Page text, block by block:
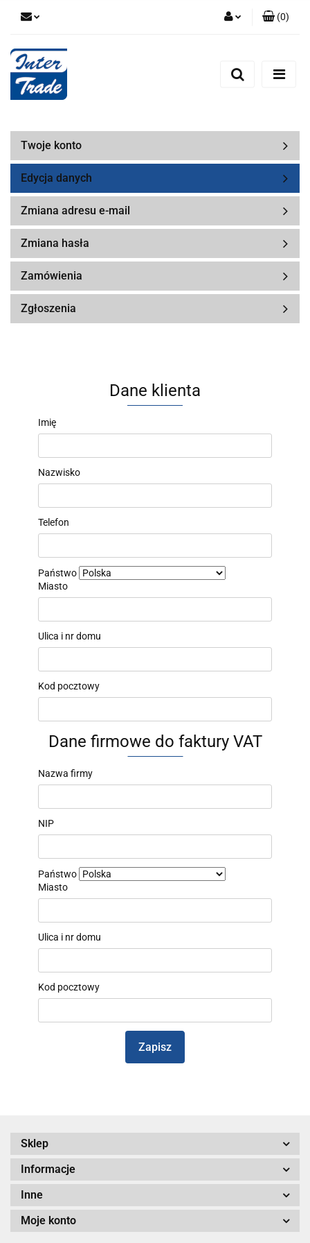
Zarejestruj się
(0)
Twoje konto
Edycja danych
Zmiana adresu e-mail
Zmiana hasła
Zamówienia
Zgłoszenia
Dane klienta
Imię
Nazwisko
Telefon
Państwo
Miasto
Ulica i nr domu
Kod pocztowy
Dane firmowe do faktury VAT
Nazwa firmy
NIP
Państwo
Miasto
Ulica i nr domu
Kod pocztowy
Zapisz
Sklep
Informacje
Inne
Moje konto